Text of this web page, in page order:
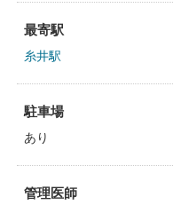
最寄駅
糸井駅
駐車場
あり
管理医師